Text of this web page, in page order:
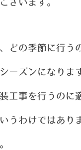
ざいます。
どの季節に行う
ーズンになりま
工事を行うのに
うわけではあり